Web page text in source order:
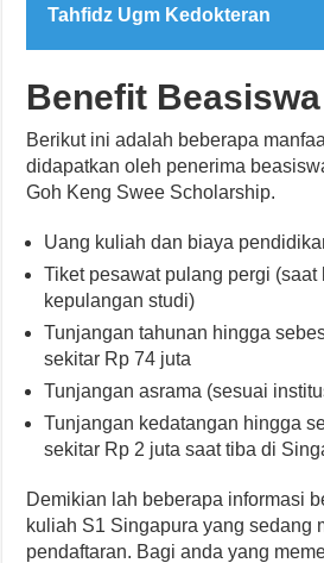
Tahfidz Ugm Kedokteran
Benefit Beasiswa
Berikut ini adalah beberapa
didapatkan oleh penerima
Goh Keng Swee Scholarship.
Uang kuliah dan biaya
Tiket pesawat pulang pergi (saat
kepulangan studi)
Tunjangan tahunan hingga
sekitar Rp 74 juta
Tunjangan asrama (sesuai
Tunjangan kedatangan hingga
sekitar Rp 2 juta saat tiba di
Demikian lah beberapa informasi
kuliah S1 Singapura yang sedang
pendaftaran. Bagi anda yang